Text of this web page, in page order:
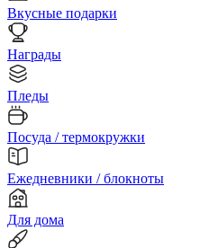
Вкусные подарки
Награды
Пледы
Посуда / термокружки
Ежедневники / блокноты
Для дома